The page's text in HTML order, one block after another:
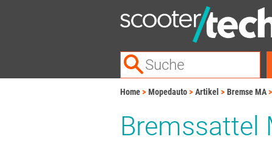
Home Mopedauto Artikel Bremse MA
Bremssattel